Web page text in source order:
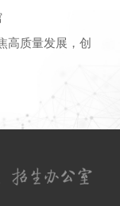
高质量发展，创